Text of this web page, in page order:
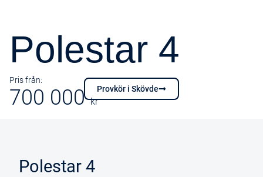
Polestar 4
Pris från:
700 000kr
Provkör Polestar 4
Provkör i Skövde
Polestar 4